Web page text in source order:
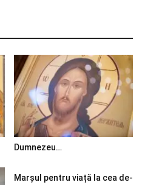
Dumnezeu…
Marșul pentru viață la cea de-